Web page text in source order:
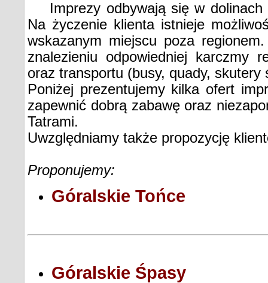
Imprezy odbywają się w dolinach
Na życzenie klienta istnieje
wskazanym miejscu poza
znalezieniu odpowiedniej karczmy
oraz transportu (busy, quady,
Poniżej prezentujemy kilka ofert
zapewnić dobrą zabawę oraz
Tatrami.
Uwzględniamy także propozycję
Proponujemy:
Góralskie Tońce
Góralskie Śpasy